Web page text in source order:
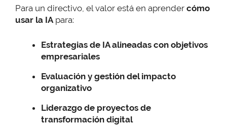
Para un directivo, el valor está en aprender cómo
usar la IApara:
Estrategias de IA alineadas con objetivos
empresariales
Evaluación y gestión del impacto
organizativo
Liderazgo de proyectos de
transformación digital